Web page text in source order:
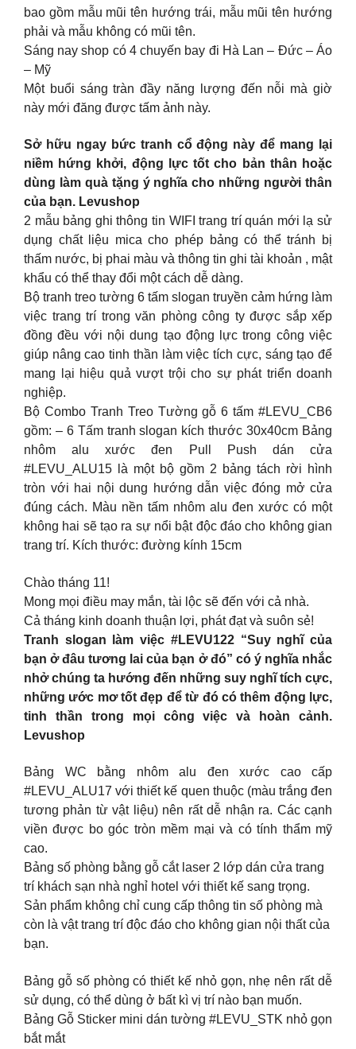
bao gồm mẫu mũi tên hướng trái, mẫu mũi tên hướng
phải và mẫu không có mũi tên.
Sáng nay shop có 4 chuyến bay đi Hà Lan – Đức – Áo
– Mỹ
Một buổi sáng tràn đầy năng lượng đến nỗi mà giờ
này mới đăng được tấm ảnh này.
Sở hữu ngay bức tranh cổ động này để mang lại
niềm hứng khởi, động lực tốt cho bản thân hoặc
dùng làm quà tặng ý nghĩa cho những người thân
của bạn. Levushop
2 mẫu bảng ghi thông tin WIFI trang trí quán mới lạ sử
dụng chất liệu mica cho phép bảng có thể tránh bị
thấm nước, bị phai màu và thông tin ghi tài khoản , mật
khẩu có thể thay đổi một cách dễ dàng.
Bộ tranh treo tường 6 tấm slogan truyền cảm hứng làm
việc trang trí trong văn phòng công ty được sắp xếp
đồng đều với nội dung tạo động lực trong công việc
giúp nâng cao tinh thần làm việc tích cực, sáng tạo để
mang lại hiệu quả vượt trội cho sự phát triển doanh
nghiệp.
Bộ Combo Tranh Treo Tường gỗ 6 tấm #LEVU_CB6
gồm: – 6 Tấm tranh slogan kích thước 30x40cm Bảng
nhôm alu xước đen Pull Push dán cửa
#LEVU_ALU15 là một bộ gồm 2 bảng tách rời hình
tròn với hai nội dung hướng dẫn việc đóng mở cửa
đúng cách. Màu nền tấm nhôm alu đen xước có một
không hai sẽ tạo ra sự nổi bật độc đáo cho không gian
trang trí. Kích thước: đường kính 15cm
Chào tháng 11!
Mong mọi điều may mắn, tài lộc sẽ đến với cả nhà.
Cả tháng kinh doanh thuận lợi, phát đạt và suôn sẻ!
Tranh slogan làm việc #LEVU122 “Suy nghĩ của
bạn ở đâu tương lai của bạn ở đó” có ý nghĩa nhắc
nhở chúng ta hướng đến những suy nghĩ tích cực,
những ước mơ tốt đẹp để từ đó có thêm động lực,
tinh thần trong mọi công việc và hoàn cảnh.
Levushop
Bảng WC bằng nhôm alu đen xước cao cấp
#LEVU_ALU17 với thiết kế quen thuộc (màu trắng đen
tương phản từ vật liệu) nên rất dễ nhận ra. Các cạnh
viền được bo góc tròn mềm mại và có tính thẩm mỹ
cao.
Bảng số phòng bằng gỗ cắt laser 2 lớp dán cửa trang
trí khách sạn nhà nghỉ hotel với thiết kế sang trọng.
Sản phẩm không chỉ cung cấp thông tin số phòng mà
còn là vật trang trí độc đáo cho không gian nội thất của
bạn.
Bảng gỗ số phòng có thiết kế nhỏ gọn, nhẹ nên rất dễ
sử dụng, có thể dùng ở bất kì vị trí nào bạn muốn.
Bảng Gỗ Sticker mini dán tường #LEVU_STK nhỏ gọn
bắt mắt